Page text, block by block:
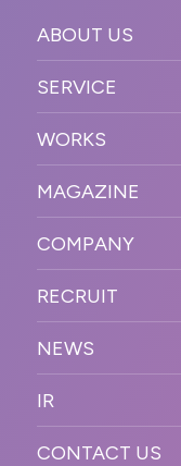
ABOUT US
PURPOSE
VISION
OUR DNA
SERVICE
STRONG POINT
BUSINESS
SOLUTION
WORKFLOW
WORKS
オンラインイベン
SNSプロモーション
プラットフォーム販
促
デジタル制作・映像
制作
PR
MAGAZINE
COMPANY
COMPANY
MESSAGE
OFFICER
ACCESS
ORGANIZATION
RECRUIT
新卒採用
キャリア採用
NEWS
IR
CONTACT US